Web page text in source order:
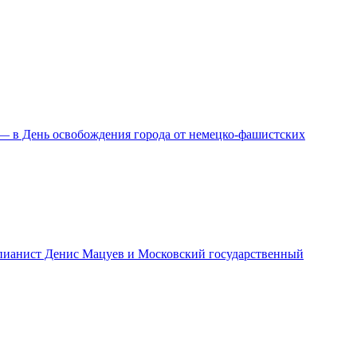
в День освобождения города от немецко-фашистских
Денис Мацуев и Московский государственный